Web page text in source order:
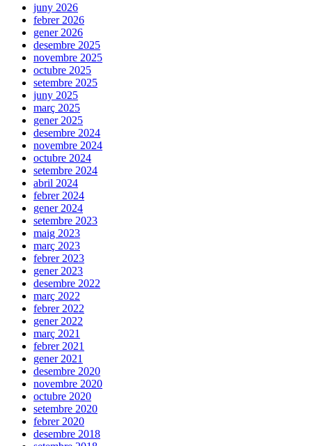
juny 2026
febrer 2026
gener 2026
desembre 2025
novembre 2025
octubre 2025
setembre 2025
juny 2025
març 2025
gener 2025
desembre 2024
novembre 2024
octubre 2024
setembre 2024
abril 2024
febrer 2024
gener 2024
setembre 2023
maig 2023
març 2023
febrer 2023
gener 2023
desembre 2022
març 2022
febrer 2022
gener 2022
març 2021
febrer 2021
gener 2021
desembre 2020
novembre 2020
octubre 2020
setembre 2020
febrer 2020
desembre 2018